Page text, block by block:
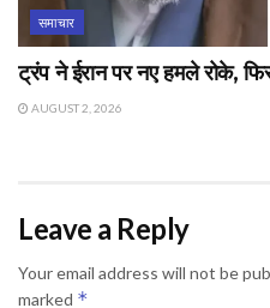
समाचार
ट्रंप ने ईरान पर नए हमले रोके,
AUGUST 2, 2026
Leave a Reply
Your email address will not be
marked *